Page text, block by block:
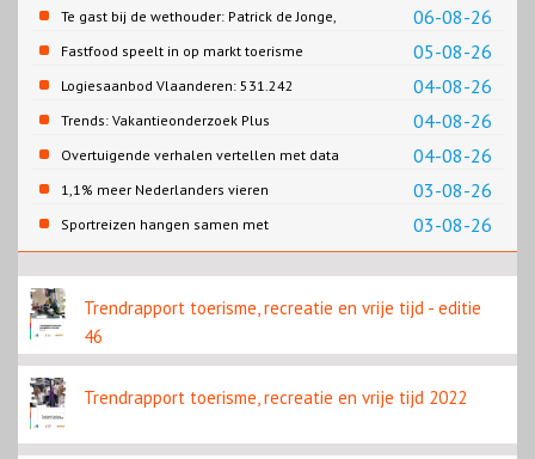
06-08-26
Te gast bij de wethouder: Patrick de Jonge,
Gemeente Emmen
05-08-26
Fastfood speelt in op markt toerisme
04-08-26
Logiesaanbod Vlaanderen: 531.242
slaapplaatsen
04-08-26
Trends: Vakantieonderzoek Plus
04-08-26
Overtuigende verhalen vertellen met data
03-08-26
1,1% meer Nederlanders vieren
zomervakantie in Turkije
03-08-26
Sportreizen hangen samen met
bestemming en welzijn
Trendrapport toerisme, recreatie en vrije tijd - editie
46
Trendrapport toerisme, recreatie en vrije tijd 2022